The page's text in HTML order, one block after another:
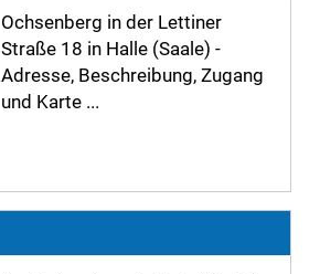
Ochsenberg in der Lettiner
Straße 18 in Halle (Saale) -
Adresse, Beschreibung, Zugang
und Karte ...